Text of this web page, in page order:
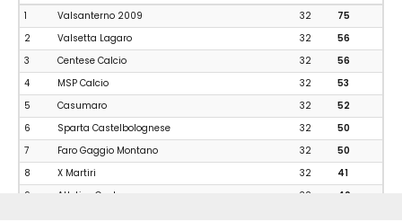
1
Valsanterno 2009 32
75
2
Valsetta Lagaro 32
56
3
Centese Calcio 32
56
4
MSP Calcio 32
53
5
Casumaro 32
52
6
Sparta Castelbolognese 32
50
7
Faro Gaggio Montano 32
50
8
X Martiri 32
41
9
Atletico Castenaso 32
40